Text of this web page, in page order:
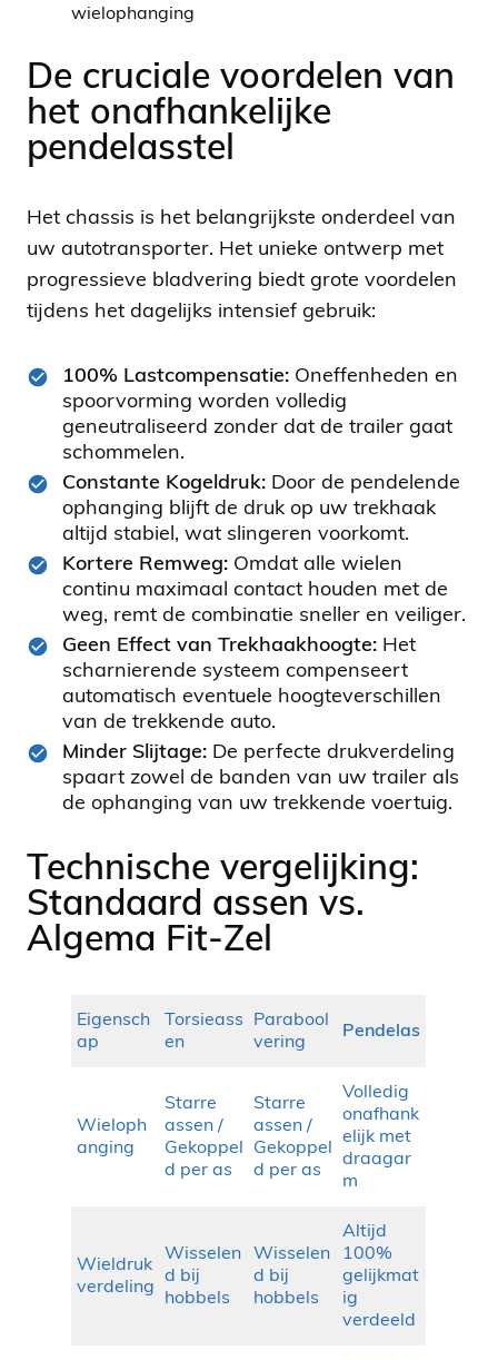
wielophanging
De cruciale voordelen van
het onafhankelijke
pendelasstel
Het chassis is het belangrijkste onderdeel van
uw autotransporter. Het unieke ontwerp met
progressieve bladvering biedt grote voordelen
tijdens het dagelijks intensief gebruik:
100% Lastcompensatie: Oneffenheden en
spoorvorming worden volledig
geneutraliseerd zonder dat de trailer gaat
schommelen.
Constante Kogeldruk: Door de pendelende
ophanging blijft de druk op uw trekhaak
altijd stabiel, wat slingeren voorkomt.
Kortere Remweg: Omdat alle wielen
continu maximaal contact houden met de
weg, remt de combinatie sneller en veiliger.
Geen Effect van Trekhaakhoogte: Het
scharnierende systeem compenseert
automatisch eventuele hoogteverschillen
van de trekkende auto.
Minder Slijtage: De perfecte drukverdeling
spaart zowel de banden van uw trailer als
de ophanging van uw trekkende voertuig.
Technische vergelijking:
Standaard assen vs.
Algema Fit-Zel
Eigensch
ap
Torsieass
en
Parabool
vering
Pendelas
Wieloph
anging
Starre
assen /
Gekoppel
d per as
Starre
assen /
Gekoppel
d per as
Volledig
onafhank
elijk met
draagar
m
Wieldruk
verdeling
Wisselen
d bij
hobbels
Wisselen
d bij
hobbels
Altijd
100%
gelijkmat
ig
verdeeld